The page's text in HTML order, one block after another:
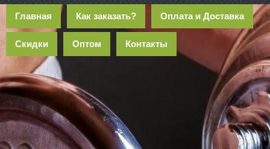
Главная Как заказать? Оплата и Доставка
Скидки Оптом Контакты